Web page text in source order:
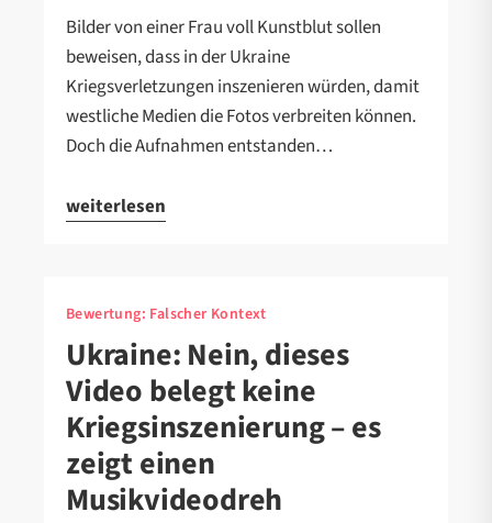
Bilder von einer Frau voll Kunstblut sollen
beweisen, dass in der Ukraine
Kriegsverletzungen inszenieren würden, damit
westliche Medien die Fotos verbreiten können.
Doch die Aufnahmen entstanden…
weiterlesen
Bewertung: Falscher Kontext
Ukraine: Nein, dieses
Video belegt keine
Kriegsinszenierung – es
zeigt einen
Musikvideodreh